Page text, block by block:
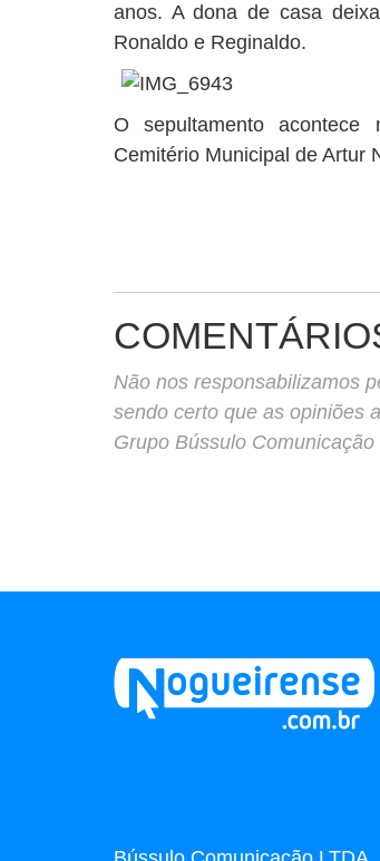
anos. A dona de casa
Ronaldo e Reginaldo.
O sepultamento
Cemitério Municipal de Artur
Não nos responsabilizamos
sendo certo que as opiniões
Grupo Bússulo Comunicação